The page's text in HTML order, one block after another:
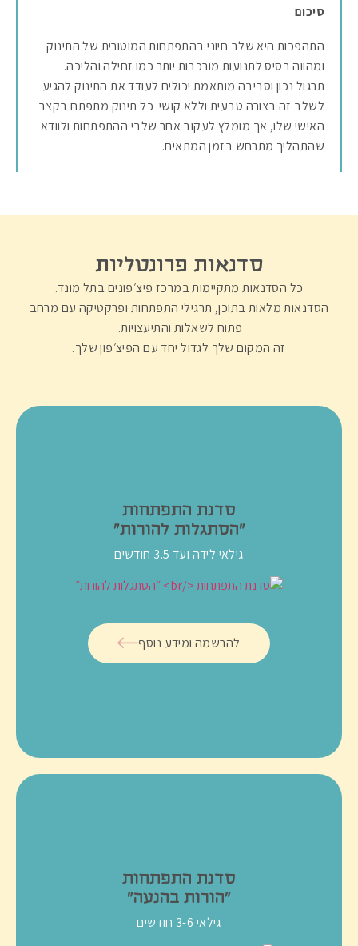
סיכום
התהפכות היא שלב חיוני בהתפתחות המוטורית של התינוק
ומהווה בסיס לתנועות מורכבות יותר כמו זחילה והליכה.
תרגול נכון וסביבה מותאמת יכולים לעודד את התינוק להגיע
לשלב זה בצורה טבעית וללא קושי. כל תינוק מתפתח בקצב
האישי שלו, אך מומלץ לעקוב אחר שלבי ההתפתחות ולוודא
שהתהליך מתרחש בזמן המתאים.
סדנאות פרונטליות
כל הסדנאות מתקיימות במרכז פיצ׳פונים בתל מונד.
הסדנאות מלאות בתוכן, תרגילי התפתחות ופרקטיקה עם מרחב
פתוח לשאלות והתיעצויות.
זה המקום שלך לגדול יחד עם הפיצ׳פון שלך.
סדנת התפתחות
״הסתגלות להורות״
גילאי לידה ועד 3.5 חודשים
להרשמה ומידע נוסף
סדנת התפתחות
״הורות בהנעה״
גילאי 3-6 חודשים